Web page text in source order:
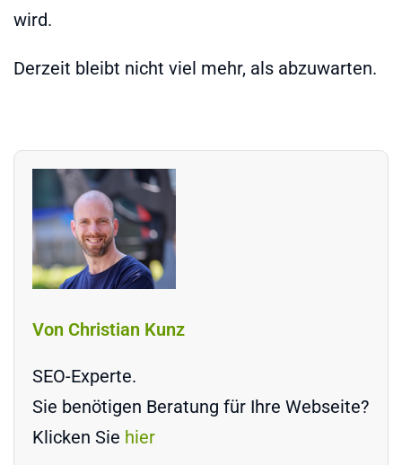
wird.
Derzeit bleibt nicht viel mehr, als abzuwarten.
Von Christian Kunz
SEO-Experte.
Sie benötigen Beratung für Ihre Webseite?
Klicken Sie hier